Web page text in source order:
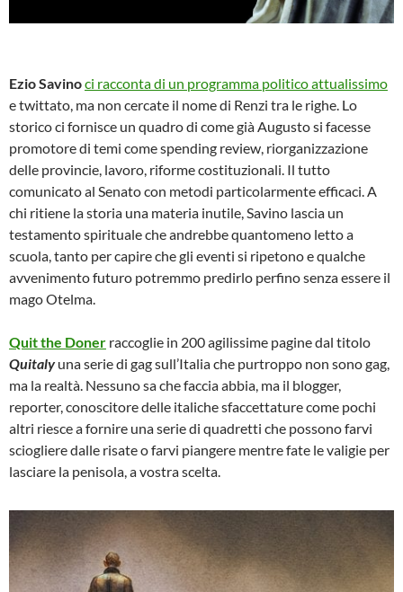
Ezio Savinoci racconta di un programma politico attualissimo
e twittato, ma non cercate il nome di Renzi tra le righe. Lo
storico ci fornisce un quadro di come già Augusto si facesse
promotore di temi come spending review, riorganizzazione
delle provincie, lavoro, riforme costituzionali. Il tutto
comunicato al Senato con metodi particolarmente efficaci. A
chi ritiene la storia una materia inutile, Savino lascia un
testamento spirituale che andrebbe quantomeno letto a
scuola, tanto per capire che gli eventi si ripetono e qualche
avvenimento futuro potremmo predirlo perfino senza essere il
mago Otelma.
Quit the Doner raccoglie in 200 agilissime pagine dal titolo
Quitalyuna serie di gag sull’Italia che purtroppo non sono gag,
ma la realtà. Nessuno sa che faccia abbia, ma il blogger,
reporter, conoscitore delle italiche sfaccettature come pochi
altri riesce a fornire una serie di quadretti che possono farvi
sciogliere dalle risate o farvi piangere mentre fate le valigie per
lasciare la penisola, a vostra scelta.